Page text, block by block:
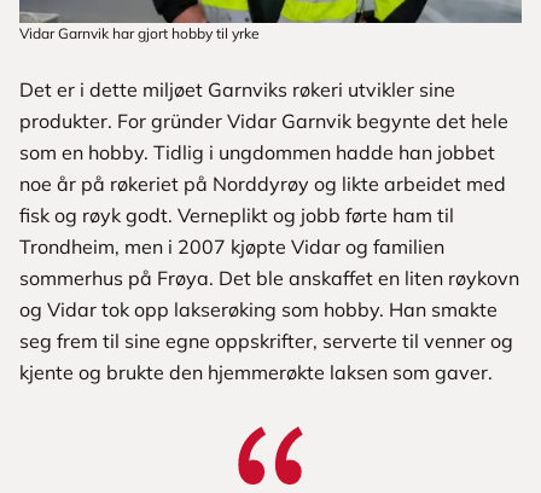
Vidar Garnvik har gjort hobby til yrke
Det er i dette miljøet Garnviks røkeri utvikler sine
produkter. For gründer Vidar Garnvik begynte det hele
som en hobby. Tidlig i ungdommen hadde han jobbet
noe år på røkeriet på Norddyrøy og likte arbeidet med
fisk og røyk godt. Verneplikt og jobb førte ham til
Trondheim, men i 2007 kjøpte Vidar og familien
sommerhus på Frøya. Det ble anskaffet en liten røykovn
og Vidar tok opp lakserøking som hobby. Han smakte
seg frem til sine egne oppskrifter, serverte til venner og
kjente og brukte den hjemmerøkte laksen som gaver.